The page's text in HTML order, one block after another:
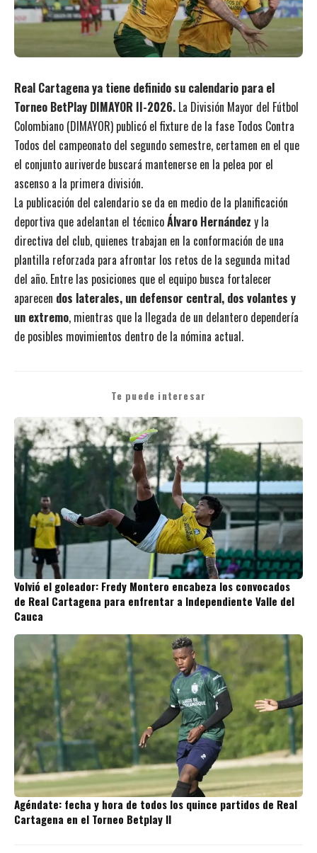
Real Cartagena ya tiene definido su calendario para el
Torneo BetPlay DIMAYOR II-2026. La División Mayor del Fútbol
Colombiano (DIMAYOR) publicó el fixture de la fase Todos Contra
Todos del campeonato del segundo semestre, certamen en el que
el conjunto auriverde buscará mantenerse en la pelea por el
ascenso a la primera división.
La publicación del calendario se da en medio de la planificación
deportiva que adelantan el técnicoÁlvaro Hernández y la
directiva del club, quienes trabajan en la conformación de una
plantilla reforzada para afrontar los retos de la segunda mitad
del año. Entre las posiciones que el equipo busca fortalecer
aparecen dos laterales, un defensor central, dos volantes y
un extremo, mientras que la llegada de un delantero dependería
de posibles movimientos dentro de la nómina actual.
Te puede interesar
Volvió el goleador: Fredy Montero encabeza los convocados
de Real Cartagena para enfrentar a Independiente Valle del
Cauca
Agéndate: fecha y hora de todos los quince partidos de Real
Cartagena en el Torneo Betplay II